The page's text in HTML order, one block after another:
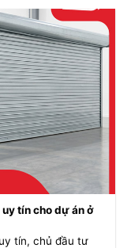
tín cho dự án ở
tín, chủ đầu tư